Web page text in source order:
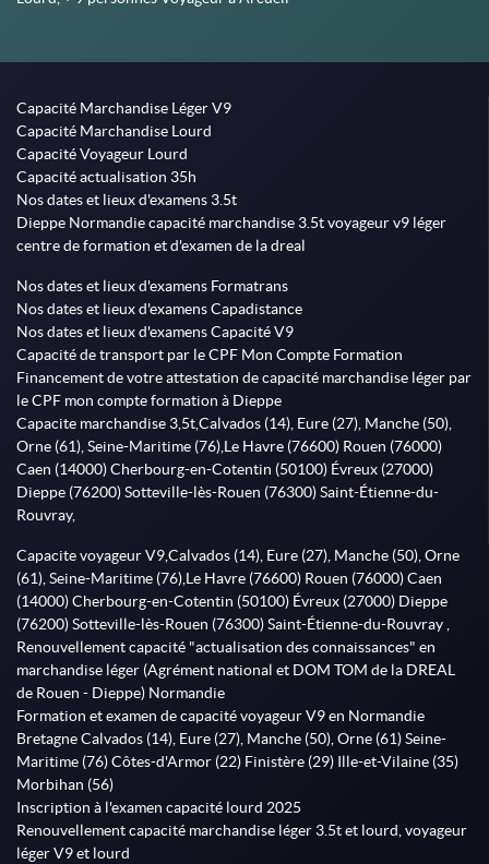
Capacité Marchandise Léger V9
Capacité Marchandise Lourd
Capacité Voyageur Lourd
Capacité actualisation 35h
Nos dates et lieux d'examens 3.5t
Dieppe Normandie capacité marchandise 3.5t voyageur v9 léger
centre de formation et d'examen de la dreal
Nos dates et lieux d'examens Formatrans
Nos dates et lieux d'examens Capadistance
Nos dates et lieux d'examens Capacité V9
Capacité de transport par le CPF Mon Compte Formation
Financement de votre attestation de capacité marchandise léger par
le CPF mon compte formation à Dieppe
Capacite marchandise 3,5t,Calvados (14), Eure (27), Manche (50),
Orne (61), Seine-Maritime (76),Le Havre (76600) Rouen (76000)
Caen (14000) Cherbourg-en-Cotentin (50100) Évreux (27000)
Dieppe (76200) Sotteville-lès-Rouen (76300) Saint-Étienne-du-
Rouvray,
Capacite voyageur V9,Calvados (14), Eure (27), Manche (50), Orne
(61), Seine-Maritime (76),Le Havre (76600) Rouen (76000) Caen
(14000) Cherbourg-en-Cotentin (50100) Évreux (27000) Dieppe
(76200) Sotteville-lès-Rouen (76300) Saint-Étienne-du-Rouvray ,
Renouvellement capacité "actualisation des connaissances" en
marchandise léger (Agrément national et DOM TOM de la DREAL
de Rouen - Dieppe) Normandie
Formation et examen de capacité voyageur V9 en Normandie
Bretagne Calvados (14), Eure (27), Manche (50), Orne (61) Seine-
Maritime (76) Côtes-d'Armor (22) Finistère (29) Ille-et-Vilaine (35)
Morbihan (56)
Inscription à l'examen capacité lourd 2025
Renouvellement capacité marchandise léger 3.5t et lourd, voyageur
léger V9 et lourd